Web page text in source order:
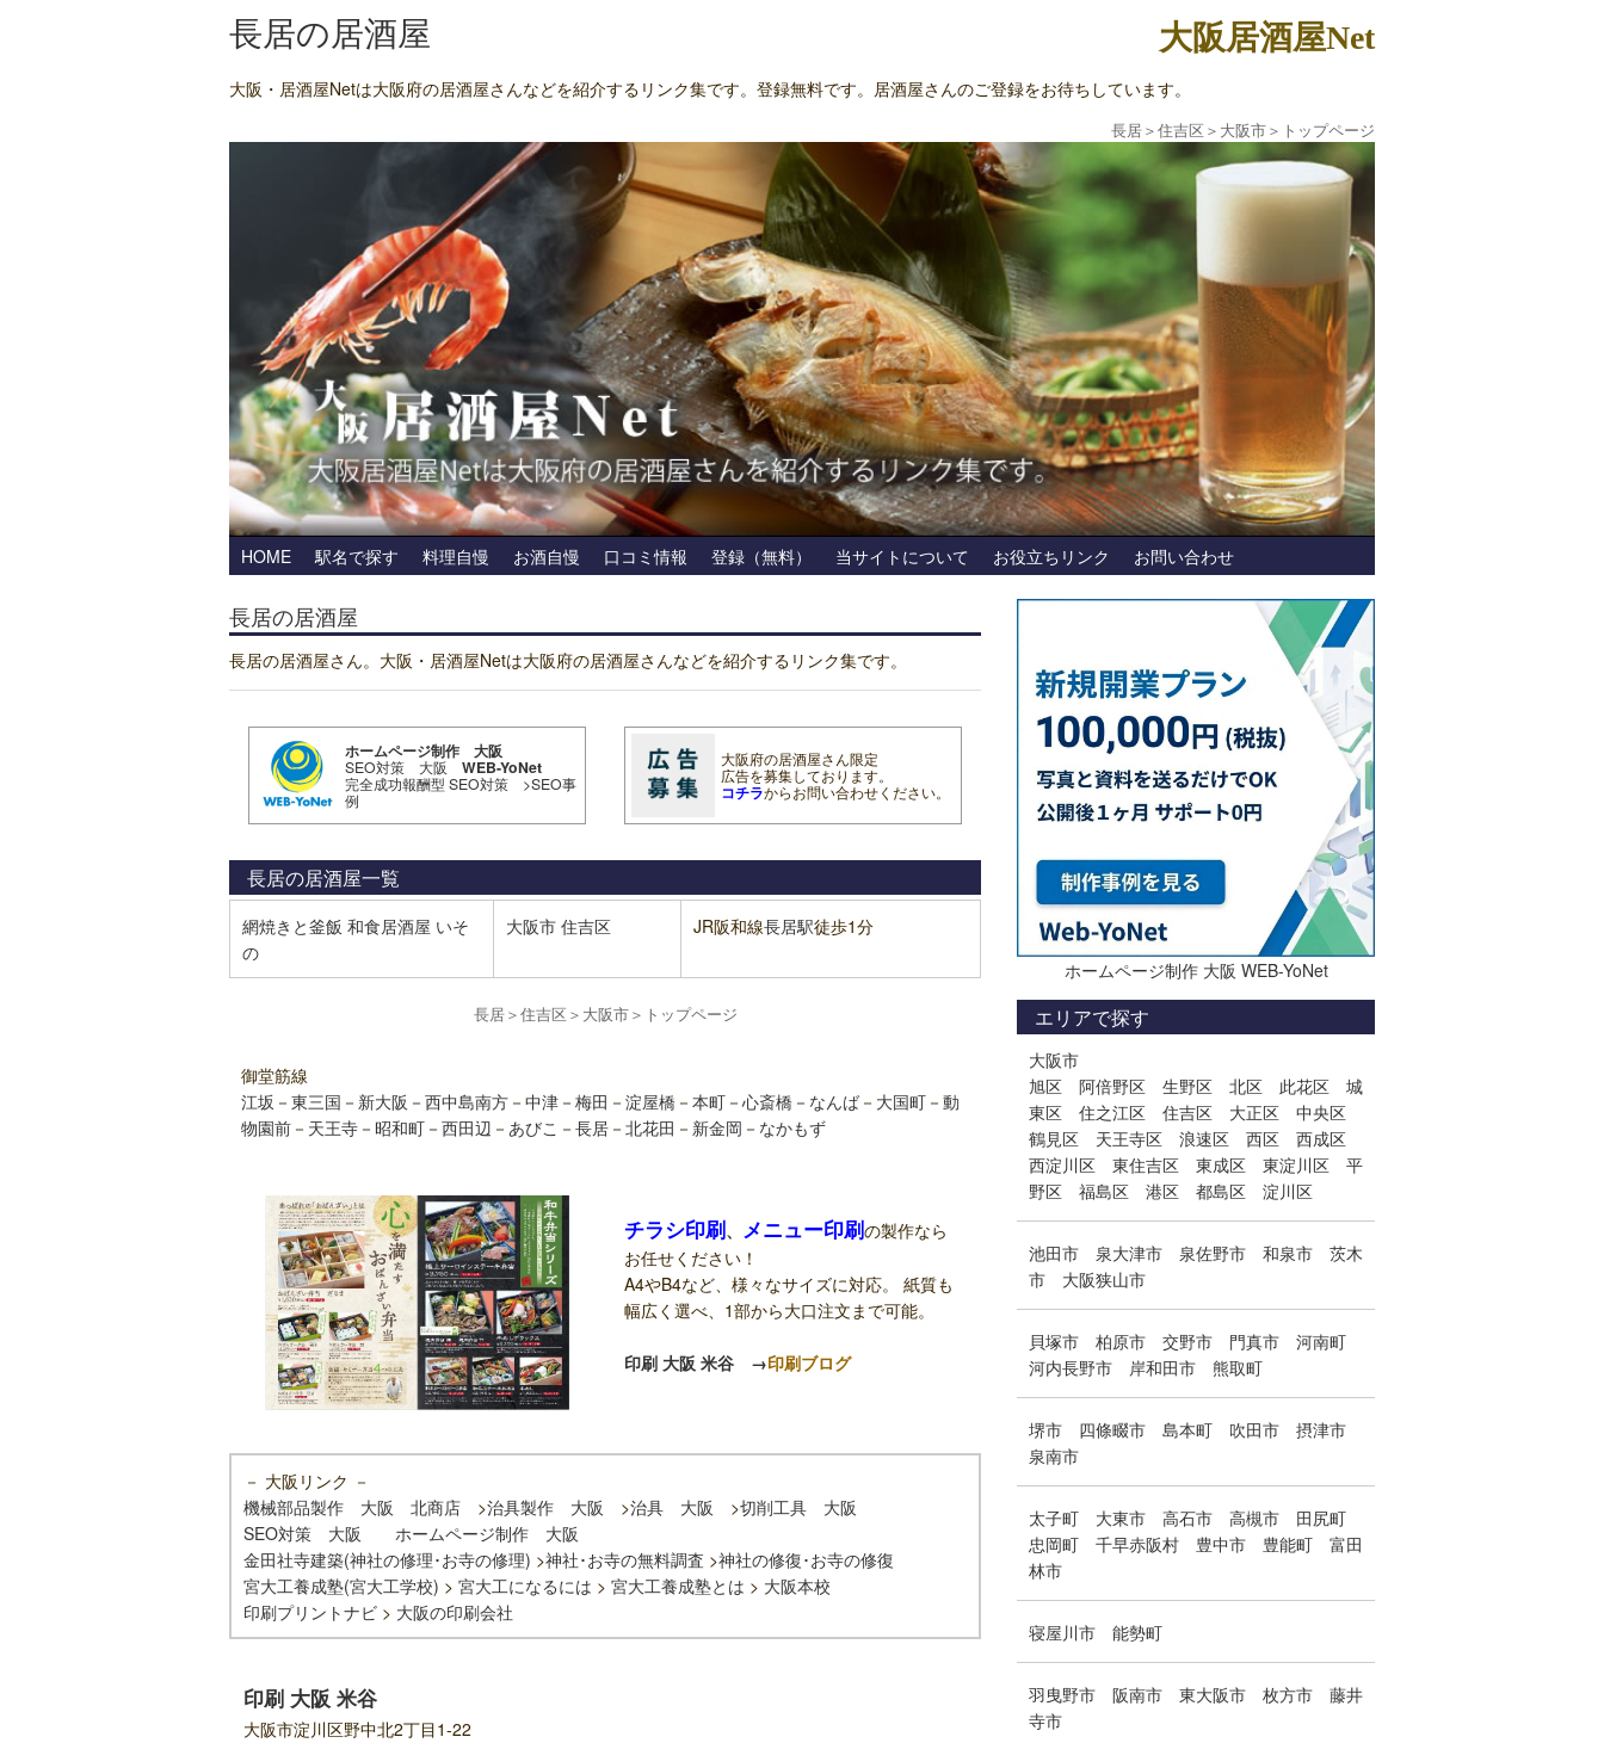
長居の居酒屋 大阪居酒屋Net
大阪・居酒屋Netは大阪府の居酒屋さんなどを紹介するリンク集です。登録無料です。居酒屋さんのご登録をお待ちしています。
長居＞住吉区 ＞ 大阪市＞ トップページ
HOME 駅名で探す 料理自慢 お酒自慢 口コミ情報 登録（無料） 当サイトについて お役立ちリンク お問い合わせ
長居の居酒屋
長居の居酒屋さん。大阪・居酒屋Netは大阪府の居酒屋さんなどを紹介するリンク集です。
ホームページ制作 大阪
SEO対策 大阪 WEB-YoNet
完全成功報酬型 SEO対策>SEO事
例
大阪府の居酒屋さん限定
広告を募集しております。
コチラからお問い合わせください。
長居の居酒屋一覧
網焼きと釜飯 和食居酒屋 いそ
の
大阪市 住吉区 JR阪和線長居駅徒歩1分
長居＞住吉区 ＞ 大阪市＞ トップページ
御堂筋線
江坂 － 東三国 － 新大阪 － 西中島南方 － 中津 － 梅田 － 淀屋橋 － 本町 － 心斎橋 － なんば － 大国町 － 動
物園前 － 天王寺 － 昭和町 － 西田辺 － あびこ － 長居 － 北花田 － 新金岡 － なかもず
チラシ印刷、 メニュー印刷の製作なら
お任せください！
A4やB4など、様々なサイズに対応。 紙質も
幅広く選べ、1部から大口注文まで可能。
印刷 大阪 米谷→印刷ブログ
－ 大阪リンク －
機械部品製作 大阪 北商店 >治具製作 大阪 >治具 大阪 >切削工具 大阪
SEO対策 大阪
ホームページ制作 大阪
金田社寺建築(神社の修理･お寺の修理) >神社･お寺の無料調査 >神社の修復･お寺の修復
宮大工養成塾(宮大工学校) > 宮大工になるには > 宮大工養成塾とは > 大阪本校
印刷プリントナビ > 大阪の印刷会社
印刷 大阪 米谷
大阪市淀川区野中北2丁目1-22
ホームページ制作 大阪 WEB-YoNet
エリアで探す
大阪市
旭区
阿倍野区 生野区 北区 此花区
城
東区
住之江区 住吉区 大正区
中央区
鶴見区
天王寺区 浪速区 西区
西成区
西淀川区
東住吉区 東成区 東淀川区
平
野区
福島区 港区 都島区 淀川区
池田市 泉大津市 泉佐野市 和泉市
茨木
市
大阪狭山市
貝塚市 柏原市 交野市 門真市
河南町
河内長野市
岸和田市 熊取町
堺市 四條畷市 島本町 吹田市
摂津市
泉南市
太子町 大東市 高石市 高槻市
田尻町
忠岡町
千早赤阪村 豊中市 豊能町
富田
林市
寝屋川市 能勢町
羽曳野市 阪南市 東大阪市 枚方市
藤井
寺市